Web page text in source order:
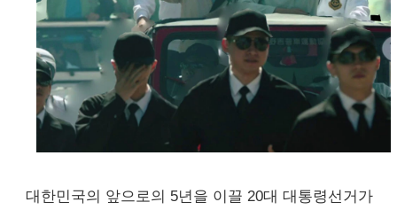
대한민국의 앞으로의 5년을 이끌 20대 대통령선거가